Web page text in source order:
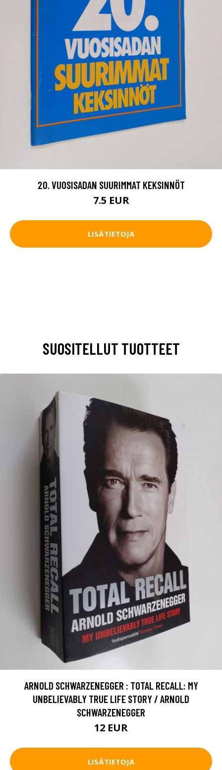
20. VUOSISADAN SUURIMMAT KEKSINNÖT
7.5 EUR
LISÄTIETOJA
SUOSITELLUT TUOTTEET
ARNOLD SCHWARZENEGGER : TOTAL RECALL: MY
UNBELIEVABLY TRUE LIFE STORY / ARNOLD
SCHWARZENEGGER
12 EUR
LISÄTIETOJA